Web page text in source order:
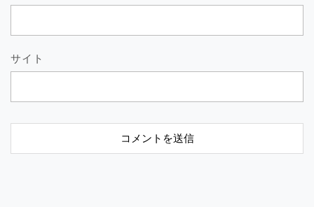
サイト